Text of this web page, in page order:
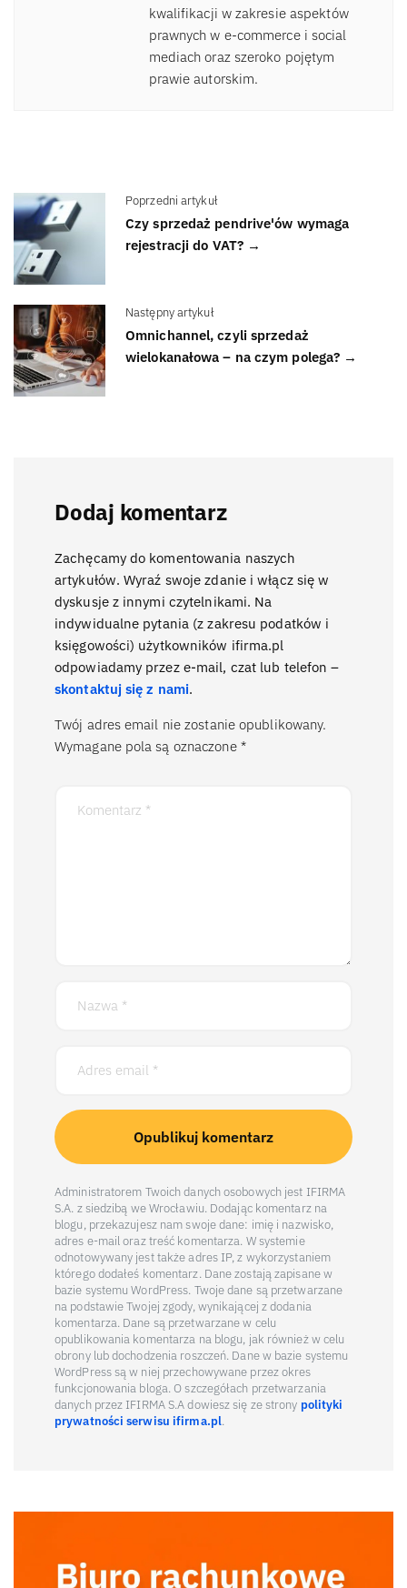
kwalifikacji w zakresie aspektów
prawnych w e-commerce i social
mediach oraz szeroko pojętym
prawie autorskim.
Poprzedni artykuł
Czy sprzedaż pendrive'ów wymaga
rejestracji do VAT? →
Następny artykuł
Omnichannel, czyli sprzedaż
wielokanałowa – na czym polega? →
Dodaj komentarz
Zachęcamy do komentowania naszych
artykułów. Wyraź swoje zdanie i włącz się w
dyskusje z innymi czytelnikami. Na
indywidualne pytania (z zakresu podatków i
księgowości) użytkowników ifirma.pl
odpowiadamy przez e-mail, czat lub telefon –
skontaktuj się z nami.
Twój adres email nie zostanie opublikowany.
Wymagane pola są oznaczone *
Administratorem Twoich danych osobowych jest IFIRMA
S.A. z siedzibą we Wrocławiu. Dodając komentarz na
blogu, przekazujesz nam swoje dane: imię i nazwisko,
adres e-mail oraz treść komentarza. W systemie
odnotowywany jest także adres IP, z wykorzystaniem
którego dodałeś komentarz. Dane zostają zapisane w
bazie systemu WordPress. Twoje dane są przetwarzane
na podstawie Twojej zgody, wynikającej z dodania
komentarza. Dane są przetwarzane w celu
opublikowania komentarza na blogu, jak również w celu
obrony lub dochodzenia roszczeń. Dane w bazie systemu
WordPress są w niej przechowywane przez okres
funkcjonowania bloga. O szczegółach przetwarzania
danych przez IFIRMA S.A dowiesz się ze strony polityki
prywatności serwisu ifirma.pl.